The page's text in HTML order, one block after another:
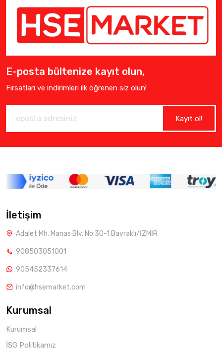
E-posta bültenize kayıt olun,
Fırsatları ve indirimleri ilk öğrenen siz olun!
Kayıt ol!
İletişim
Adalet Mh. Manas Blv. No:30-1 Bayraklı/İZMİR
908503051001
905452337614
info@hsemarket.com
Kurumsal
Kurumsal
İSG Politikamız